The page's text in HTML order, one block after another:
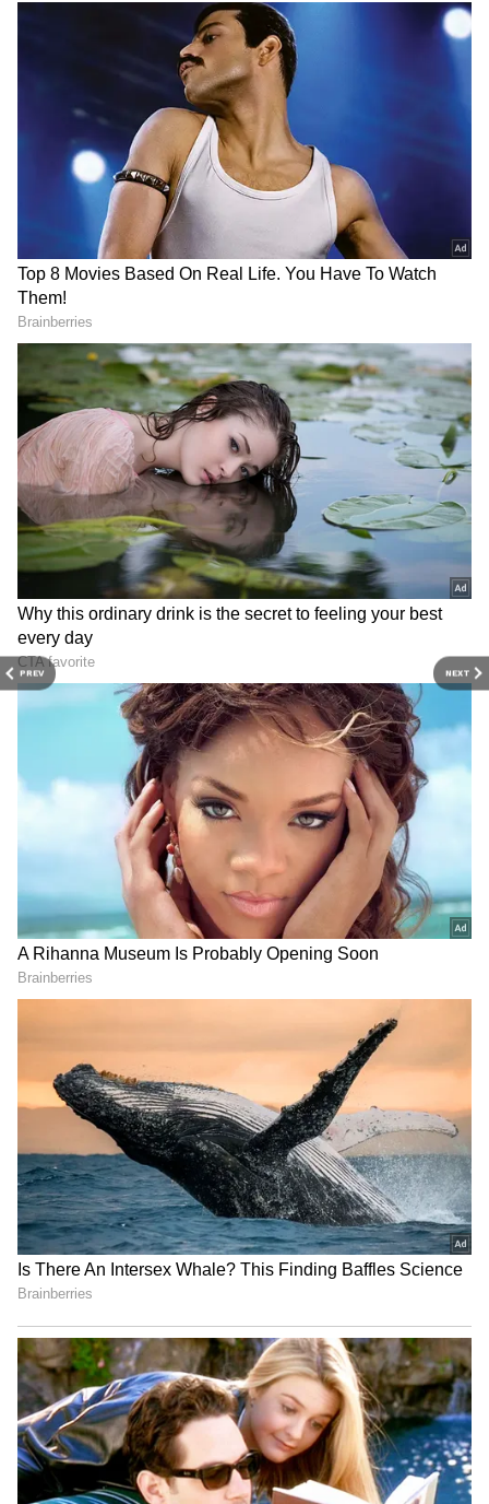
PREV NEXT
ఇదిలా ఉంటే ఆమె స్థానంలో కొత్త యాంకర్ ని
తీసుకొస్తున్నట్లు మల్లెమాల పరోక్షంగా తెలియజేశారు. ఆగస్టు
4న ప్రసారం కానున్న ఎపిసోడ్ ప్రోమోలో యాంకర్ గా కొత్త
అమ్మాయి వస్తున్నట్లు చూపించారు. పల్లకిలో వచ్చిన కొత్త
యాంకర్ ని చూడడానికి, ఆమె ఎవరో తెలుసుకోవడానికి
జబర్దస్త్ టీమ్ లీడర్స్ పోటీపడ్డట్లు చూపించారు.
9
Jabardasth
ఈ లెజెండరీ కామెడీ షోకి వస్తున్న ఆ యాంకర్ ఎవరో
తెలుసుకోవాలనే ఉత్కంఠ ప్రేక్షకుల్లో ఏర్పడింది. గురువారం
జబర్దస్త్ ప్రసారమయ్యే సమయానికి టీవీలకు అతుక్కుపోయి
ఆమె రాక కోసం ఎదురుచూశారు. తీరా చూశాక
ఉసూరుమన్నారు. చీర కొంగు ముఖానికి అడ్డుపెట్టుకొని స్టేజి
పైకి వచ్చిన యాంకర్ కి రాఘవ, చంటి, వెంకీ, సుధాకర్
తమని తాము పరిచయం చేసుకున్నారు.
4
9